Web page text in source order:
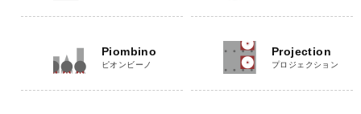
Piombino
ピオンビーノ
Projection
プロジェクション